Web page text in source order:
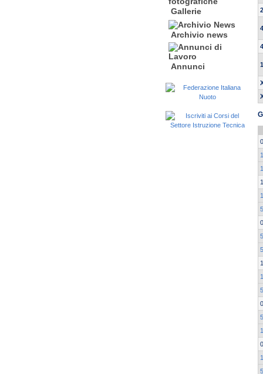
Gallerie
Archivio news
Annunci